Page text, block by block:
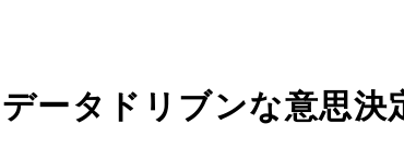
ータドリブンな意思決